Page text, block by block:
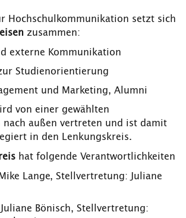
Hochschulkommunikation setzt sich
zusammen:
externe Kommunikation
Studienorientierung
und Marketing, Alumni
von einer gewählten
nach außen vertreten und ist damit
in den Lenkungskreis.
hat folgende Verantwortlichkeiten
Lange, Stellvertretung: Juliane
Bönisch, Stellvertretung: